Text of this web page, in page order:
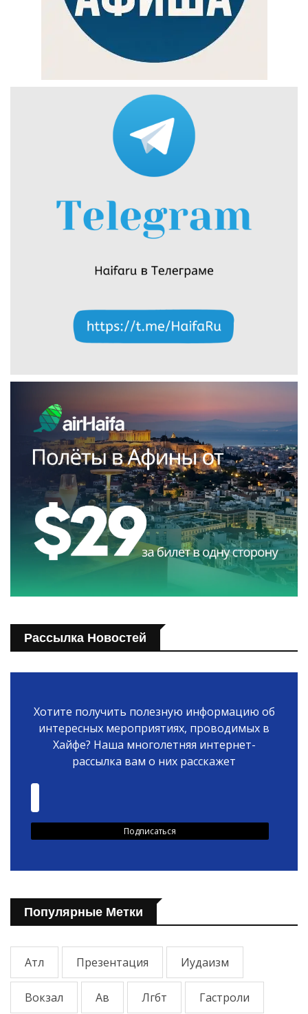
Рассылка Новостей
Хотите получить полезную информацию об
интересных мероприятиях, проводимых в
Хайфе? Наша многолетняя интернет-
рассылка вам о них расскажет
Популярные Метки
Атл Презентация Иудаизм
Вокзал Ав Лгбт Гастроли